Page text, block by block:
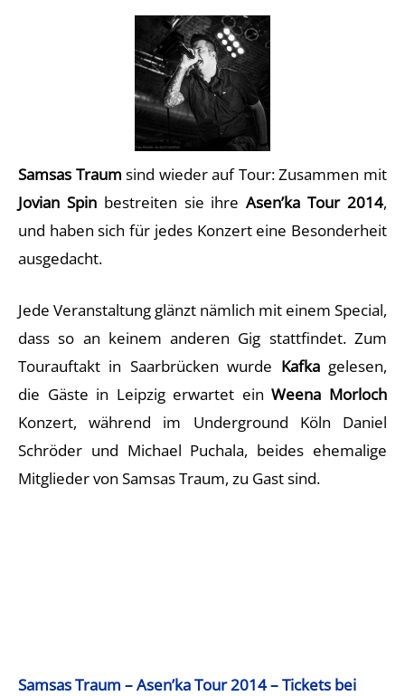
Samsas Traum sind wieder auf Tour: Zusammen mit
Jovian Spinbestreiten sie ihreAsen’ka Tour 2014,
und haben sich für jedes Konzert eine Besonderheit
ausgedacht.
Jede Veranstaltung glänzt nämlich mit einem Special,
dass so an keinem anderen Gig stattfindet. Zum
Tourauftakt in Saarbrücken wurde Kafkagelesen,
die Gäste in Leipzig erwartet einWeena Morloch
Konzert, während im Underground Köln Daniel
Schröder und Michael Puchala, beides ehemalige
Mitglieder von Samsas Traum, zu Gast sind.
Samsas Traum – Asen’ka Tour 2014 – Tickets bei